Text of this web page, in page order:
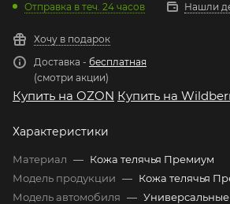
Отправка в теч. 24 часов Нашли
Хочу в подарок
Доставка - бесплатная
(смотри акции)
Купить на OZON Купить на
Характеристики
Материал — Кожа телячья Премиум
Модель продукции — Кожа телячья
Модель автомобиля — Универсальные